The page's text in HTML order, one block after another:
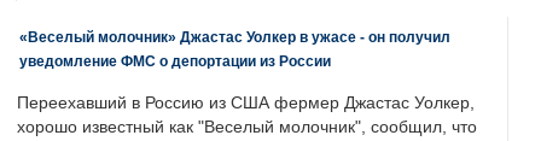
«Веселый молочник» Джастас Уолкер в ужасе - он получил
уведомление ФМС о депортации из России
Переехавший в Россию из США фермер Джастас Уолкер,
хорошо известный как "Веселый молочник", сообщил, что